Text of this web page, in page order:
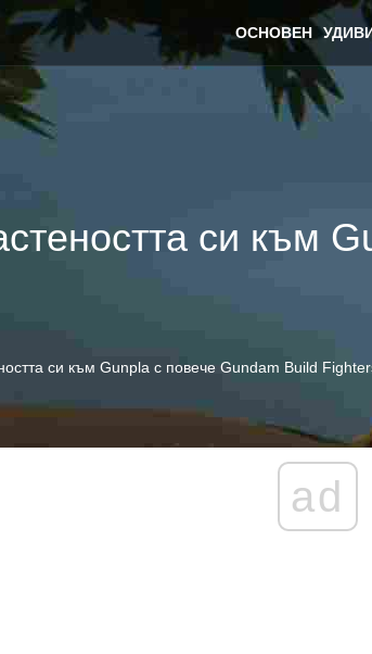
ОСНОВЕН
си към
си към Gunpla с повече Gundam Build
ad